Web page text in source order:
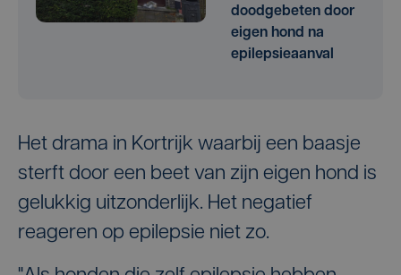
doodgebeten door
eigen hond na
epilepsieaanval
Het drama in Kortrijk waarbij een baasje
sterft door een beet van zijn eigen hond is
gelukkig uitzonderlijk. Het negatief
reageren op epilepsie niet zo.